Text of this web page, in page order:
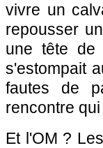
vivre un
repousser
une tête de
s'estompait
fautes de
rencontre
Et l'OM ?